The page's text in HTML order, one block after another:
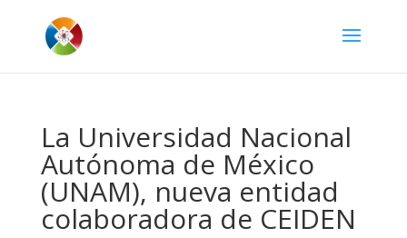
La Universidad Nacional
Autónoma de México
(UNAM), nueva entidad
colaboradora de CEIDEN